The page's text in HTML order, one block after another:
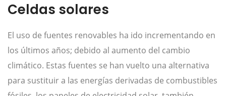
Celdas solares
El uso de fuentes renovables ha ido incrementando en
los últimos años; debido al aumento del cambio
climático. Estas fuentes se han vuelto una alternativa
para sustituir a las energías derivadas de combustibles